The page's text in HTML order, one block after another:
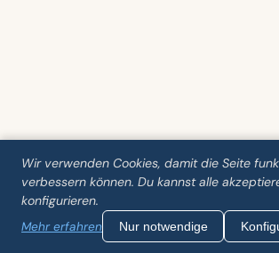
Wir verwenden Cookies, damit die Seite
verbessern können. Du kannst alle
konfigurieren.
Mehr erfahren Nur notwendige